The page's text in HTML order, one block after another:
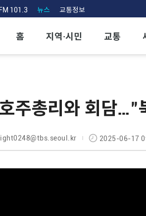
101.3 뉴스 교통정보
홈 지역·시민 교통
주총리와 회담…"
2025-06-17